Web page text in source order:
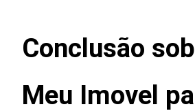
Conclusão
Meu Imovel